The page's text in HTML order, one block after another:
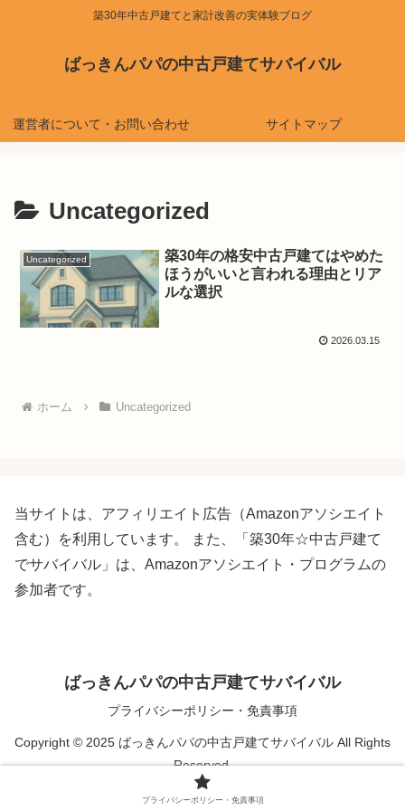
築30年中古戸建てと家計改善の実体験ブログ
ばっきんパパの中古戸建てサバイバル
運営者について・お問い合わせ サイトマップ
Uncategorized
Uncategorized
築30年の格安中古戸建てはやめた
ほうがいいと言われる理由とリア
ルな選択
2026.03.15
ホーム Uncategorized
当サイトは、アフィリエイト広告（Amazonアソシエイト
含む）を利用しています。 また、「築30年☆中古戸建て
でサバイバル」は、Amazonアソシエイト・プログラムの
参加者です。
ばっきんパパの中古戸建てサバイバル
プライバシーポリシー・免責事項
Copyright © 2025 ばっきんパパの中古戸建てサバイバル All Rights
Reserved.
プライバシーポリシー・免責事項